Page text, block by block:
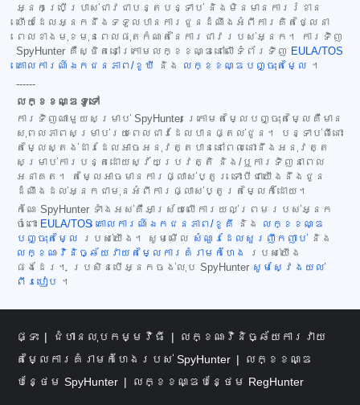
អ្នកប្រើប្រាស់ជាវជាបន្តបន្ទាប់ និងមិនមានការរំខាន
ហើយដែលអ្នកនឹងទទួលបានការជូនដំណឹងអំពីការគិតថ្លៃនា
ពេលខាងមុខមុនពេលផុតកំណត់នៃការជាវរបស់អ្នក។ ការទិញ
SpyHunter គឺស្ថិតនៅក្រោមលក្ខខណ្ឌនៅលើទំព័រទិញ EULA/TOS
គោលការណ៍ឯកជនភាព/ខូឃី
និង លក្ខខណ្ឌបញ្ចុះតម្លៃ ។
------
លក្ខខណ្ឌទូទៅ
ការទិញណាមួយសម្រាប់ SpyHunter ក្រោមតម្លៃបញ្ចុះតម្លៃគឺមាន
សុពលភាពសម្រាប់រយៈពេលជាវដែលបានផ្តល់ជូន។ បន្ទាប់ពីនោះ
តម្លៃស្តង់ដារដែលអាចអនុវត្តបាននៅពេលនោះនឹងអនុវត្ត
សម្រាប់ការបន្តដោយស្វ័យប្រវត្តិ និង/ឬការទិញនាពេល
អនាគត។ តម្លៃអាចមានការផ្លាស់ប្តូរ ទោះបីជាយើងនឹងជូន
ដំណឹងដល់អ្នកជាមុនអំពីការផ្លាស់ប្តូរតម្លៃក៏ដោយ។
កំណែ SpyHunter ទាំងអស់គឺអាស្រ័យលើការយល់ព្រមរបស់អ្នក
ចំពោះ EULA/TOS គោលការណ៍ឯកជនភាព/ខូគី និង
លក្ខខណ្ឌ
បញ្ចុះតម្លៃ
របស់យើង។ សូមមើល សំណួរដែលសួរញឹកញាប់ និង
លក្ខណៈវិនិច្ឆ័យវាយតម្លៃការគំរាមកំហែង
របស់យើង
ផងដែរ។ ប្រសិនបើអ្នកចង់លុប SpyHunter សូមស្វែងយល់
ពីរបៀប ។
ផ្ទះ ជំហានលុបកម្មវិធី
លក្ខណៈវិនិច្ឆ័យការវាយ
តម្លៃការគំរាមកំហែងរបស់ SpyHunter
លក្ខខណ្ឌ
បន្ថែម SpyHunter
លក្ខខណ្ឌបន្ថែម RegHunter